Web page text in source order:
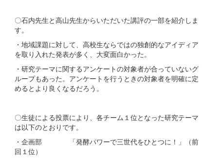
〇石内先生と高山先生からいただいた講評の一部を紹介しま
す。
・地域課題に対して、高校生ならではの独創的なアイディア
を取り入れた発表が多く、大変面白かった。
・研究テーマに関するアンケートの対象者が合っていないグ
ループもあった。アンケートを行うときの対象者を明確に定
めるとより良くなるだろう。
〇生徒による投票により、各チーム１位となった研究テーマ
は以下のとおりです。
・企画部 「発酵パワーで三世代をひとつに！」（前
回１位）